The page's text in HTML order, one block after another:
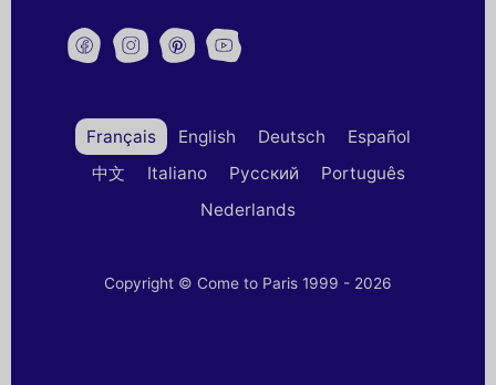
Français English Deutsch
Español
中文
Italiano Русский
Português
Nederlands
Copyright © Come to Paris 1999 - 2026